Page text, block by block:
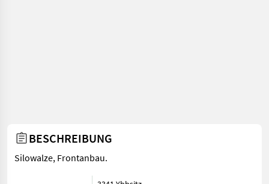
BESCHREIBUNG
Silowalze, Frontanbau.